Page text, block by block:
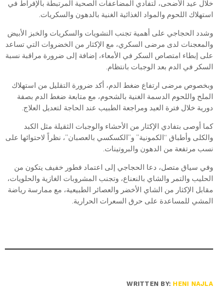
خلال عيد الأضحى، لتفادي المضاعفات الصحية المرتبطة بالإفراط في
استهلاك اللحوم والمواد الغذائية الغنية بالدهون والسكريات.
وشدد الحجاجي على أهمية تجنب النشويات والسكريات والخبز الأبيض
والمعجنات لدى مرضى السكري، مع الإكثار من الخضروات التي تساعد
على إبطاء امتصاص السكر في الأمعاء، إضافة إلى ضرورة مراقبة نسبة
السكر في الدم بعد الوجبات بانتظام.
وبخصوص مرضى ارتفاع ضغط الدم، أكد ضرورة التقليل من استهلاك
الملح واللحوم الدسمة الغنية بالشحوم، مع متابعة ضغط الدم بصفة
دورية خلال فترة العيد ومراجعة الطبيب عند الحاجة لتعديل العلاج.
كما أوصى بتفادي الإكثار من الأحشاء والوجبات الثقيلة مثل الكبد
والكلى وأطباق “الكمونية” و”الكسكسي بالعصبان”، نظراً لاحتوائها على
نسب مرتفعة من الدهون والبروتينات.
وفي سياق متصل، دعا الحجاجي إلى اعتماد فطور خفيف يتكون من
الحليب والتمر والشاي بالنعناع، وتجنب المشروبات الغازية والحلويات،
مقابل الإكثار من الشاي الأخضر والعصائر الطبيعية، مع ممارسة رياضة
المشي للمساعدة على حرق السعرات الحرارية.
WRITTEN BY: HENI NAJLA